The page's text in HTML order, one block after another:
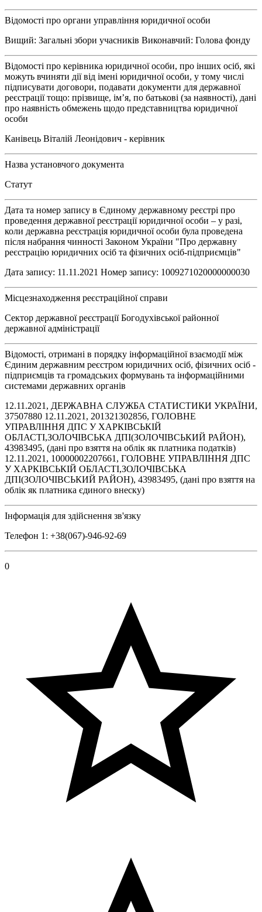
Відомості про органи управління юридичної особи
Вищий: Загальні збори учасників Виконавчий: Голова фонду
Відомості про керівника юридичної особи, про інших осіб, які
можуть вчиняти дії від імені юридичної особи, у тому числі
підписувати договори, подавати документи для державної
реєстрації тощо: прізвище, ім’я, по батькові (за наявності), дані
про наявність обмежень щодо представництва юридичної
особи
Канівець Віталій Леонідович - керівник
Назва установчого документа
Статут
Дата та номер запису в Єдиному державному реєстрі про
проведення державної реєстрації юридичної особи – у разі,
коли державна реєстрація юридичної особи була проведена
після набрання чинності Законом України "Про державну
реєстрацію юридичних осіб та фізичних осіб-підприємців"
Дата запису: 11.11.2021 Номер запису: 1009271020000000030
Місцезнаходження реєстраційної справи
Сектор державної реєстрації Богодухівської районної
державної адміністрації
Відомості, отримані в порядку інформаційної взаємодії між
Єдиним державним реєстром юридичних осіб, фізичних осіб -
підприємців та громадських формувань та інформаційними
системами державних органів
12.11.2021, ДЕРЖАВНА СЛУЖБА СТАТИСТИКИ УКРАЇНИ,
37507880 12.11.2021, 201321302856, ГОЛОВНЕ
УПРАВЛІННЯ ДПС У ХАРКІВСЬКІЙ
ОБЛАСТІ,ЗОЛОЧІВСЬКА ДПІ(ЗОЛОЧІВСЬКИЙ РАЙОН),
43983495, (дані про взяття на облік як платника податків)
12.11.2021, 10000002207661, ГОЛОВНЕ УПРАВЛІННЯ ДПС
У ХАРКІВСЬКІЙ ОБЛАСТІ,ЗОЛОЧІВСЬКА
ДПІ(ЗОЛОЧІВСЬКИЙ РАЙОН), 43983495, (дані про взяття на
облік як платника єдиного внеску)
Інформація для здійснення зв'язку
Телефон 1: +38(067)-946-92-69
0